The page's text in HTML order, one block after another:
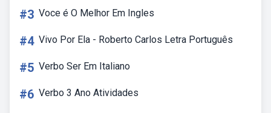
#3 Voce é O Melhor Em Ingles
#4 Vivo Por Ela - Roberto Carlos Letra Português
#5 Verbo Ser Em Italiano
#6 Verbo 3 Ano Atividades